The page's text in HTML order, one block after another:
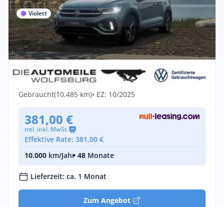
Violett
Privat & Gewerbe
Volkswagen Tayron 1.5 TSI eHybrid DSG
Elegance Matrix/DCC/A
Hybrid •Automatik •204 PS (150 kW)
Gebraucht(10.485 km)• EZ: 10/2025
381,00 €
mtl. inkl. MwSt.
Effektive Rate: 381,00 €
10.000 km/Jahr• 48 Monate
Lieferzeit: ca. 1 Monat
Zum Angebot